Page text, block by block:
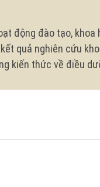
động đào tạo,
quả nghiên cứu
kiến thức về điều